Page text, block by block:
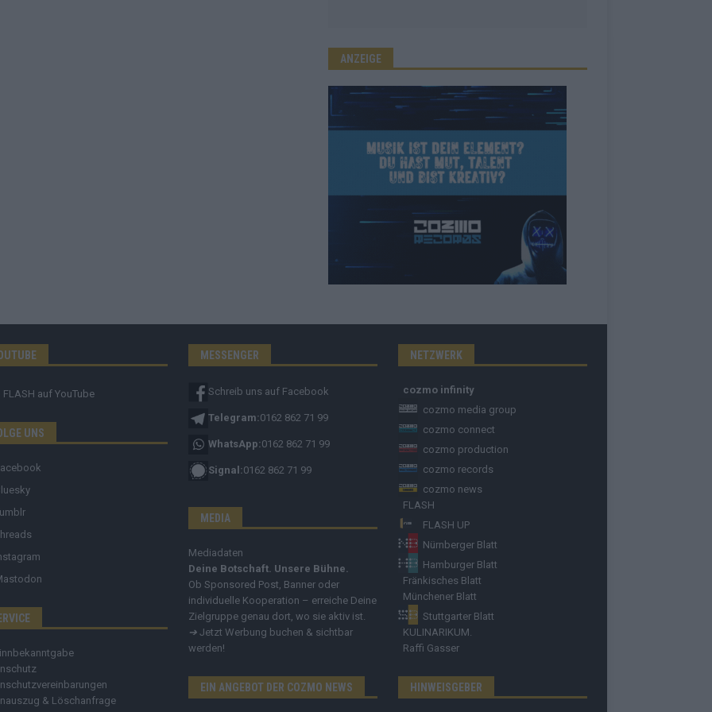
ANZEIGE
FLASH auf YouTube
UNS
& Löschanfrage
MESSENGER
Schreib uns auf Facebook
Telegram:0162 862 71 99
WhatsApp:0162 862 71 99
Signal:0162 862 71 99
MEDIA
Mediadaten
Deine Botschaft. Unsere Bühne.
Ob Sponsored Post, Banner oder
individuelle Kooperation – erreiche Deine
Zielgruppe genau dort, wo sie aktiv ist.
➔ Jetzt Werbung buchen & sichtbar
werden!
EIN ANGEBOT DER COZMO NEWS
NETZWERK
cozmo infinity
cozmo media group
cozmo connect
cozmo production
cozmo records
cozmo news
FLASH
FLASH UP
Nürnberger Blatt
Hamburger Blatt
Fränkisches Blatt
Münchener Blatt
Stuttgarter Blatt
KULINARIKUM.
Raffi Gasser
HINWEISGEBER